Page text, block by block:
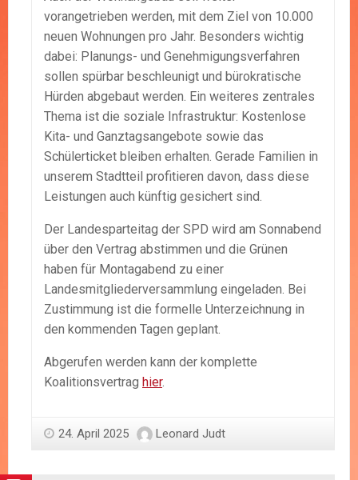
vorangetrieben werden, mit dem Ziel von 10.000
neuen Wohnungen pro Jahr. Besonders wichtig
dabei: Planungs- und Genehmigungsverfahren
sollen spürbar beschleunigt und bürokratische
Hürden abgebaut werden. Ein weiteres zentrales
Thema ist die soziale Infrastruktur: Kostenlose
Kita- und Ganztagsangebote sowie das
Schülerticket bleiben erhalten. Gerade Familien in
unserem Stadtteil profitieren davon, dass diese
Leistungen auch künftig gesichert sind.
Der Landesparteitag der SPD wird am Sonnabend
über den Vertrag abstimmen und die Grünen
haben für Montagabend zu einer
Landesmitgliederversammlung eingeladen. Bei
Zustimmung ist die formelle Unterzeichnung in
den kommenden Tagen geplant.
Abgerufen werden kann der komplette
Koalitionsvertrag hier.
24. April 2025 Leonard Judt